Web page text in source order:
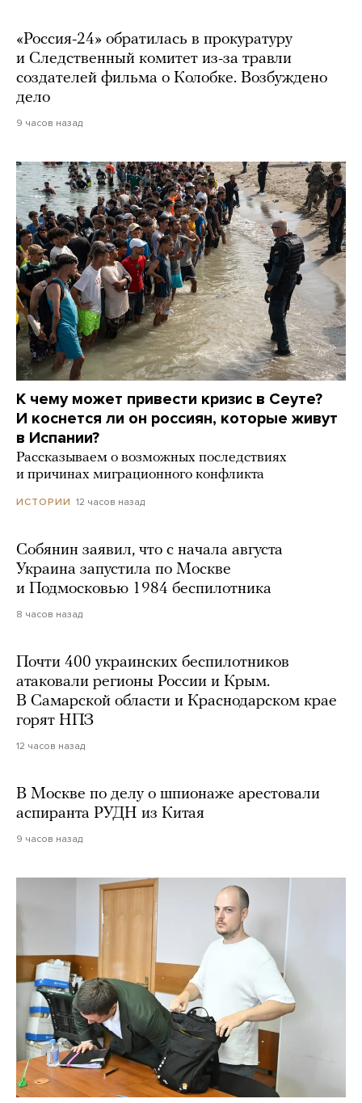
«Россия-24» обратилась в прокуратуру
и Следственный комитет из-за травли
создателей фильма о Колобке. Возбуждено
дело
9 часов назад
К чему может привести кризис в Сеуте?
И коснется ли он россиян, которые живут
в Испании?
Рассказываем о возможных последствиях
и причинах миграционного конфликта
ИСТОРИИ 12 часов назад
Собянин заявил, что с начала августа
Украина запустила по Москве
и Подмосковью 1984 беспилотника
8 часов назад
Почти 400 украинских беспилотников
атаковали регионы России и Крым.
В Самарской области и Краснодарском крае
горят НПЗ
12 часов назад
В Москве по делу о шпионаже арестовали
аспиранта РУДН из Китая
9 часов назад